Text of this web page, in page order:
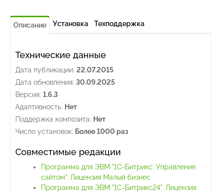
Описание Установка Техподдержка
Технические данные
Дата публикации: 22.07.2015
Дата обновления: 30.09.2025
Версия: 1.6.3
Адаптивность: Нет
Поддержка композита: Нет
Число установок: Более 1000 раз
Совместимые редакции
Программа для ЭВМ "1С-Битрикс: Управление
сайтом". Лицензия Малый бизнес
Программа для ЭВМ "1С-Битрикс24". Лицензия